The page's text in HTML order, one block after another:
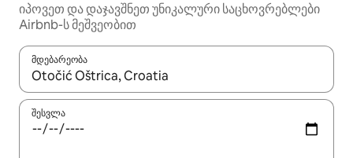
იპოვეთ და დაჯავშნეთ უნიკალური საცხოვრებლები
Airbnb-ს მეშვეობით
მდებარეობა
როცა შედეგები ხელმისაწვდომი გახდება, ნავიგაციისთვის
შესვლა